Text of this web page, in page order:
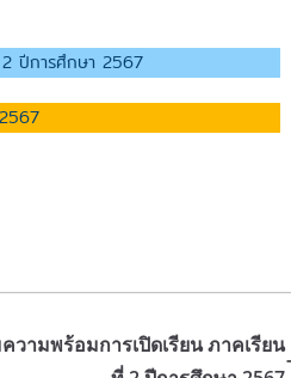
2 ปีการศึกษา 2567
วามพร้อมการเปิดเรียน ภาคเรียน